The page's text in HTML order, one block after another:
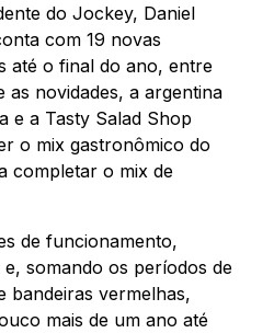
do Jockey, Daniel
com 19 novas
até o final do ano, entre
as novidades, a argentina
e a Tasty Salad Shop
o mix gastronômico do
completar o mix de
de funcionamento,
somando os períodos de
bandeiras vermelhas,
mais de um ano até